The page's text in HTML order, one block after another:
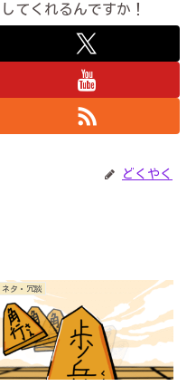
てくれるんですか！
どくやく
ネタ・冗談